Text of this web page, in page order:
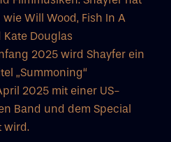
Will Wood, Fish In A
Douglas
2025 wird Shayfer ein
„Summoning“
2025 mit einer US-
Band und dem Special
wird.